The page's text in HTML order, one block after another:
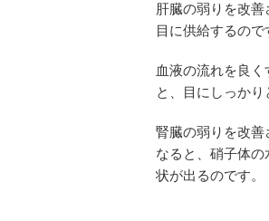
肝臓の弱りを改
目に供給するの
血液の流れを良
と、目にしっか
腎臓の弱りを改善
なると、硝子体
状が出るのです。